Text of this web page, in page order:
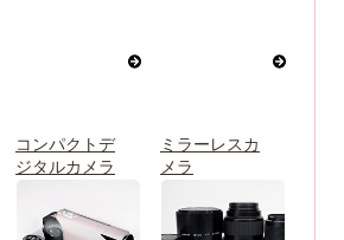
コンパクトデ
ジタルカメラ
ミラーレスカ
メラ